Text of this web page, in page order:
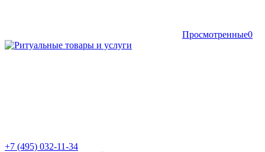
Просмотренные0
+7 (495) 032-11-34